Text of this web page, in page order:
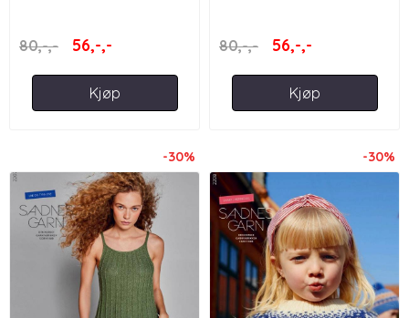
80,-,-
56,-,-
Kjøp
80,-,- 56,-,-
Kjøp
-30% -30%